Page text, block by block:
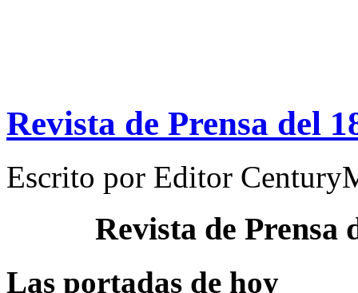
Revista de Prensa del
Escrito por Editor
Revista de Prensa
Las portadas de hoy